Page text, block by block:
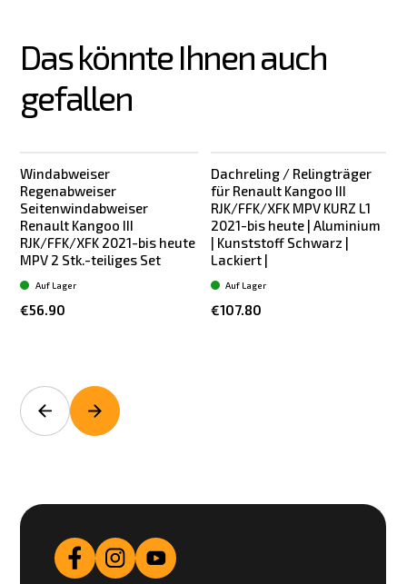
Das könnte Ihnen auch
gefallen
Windabweiser
Regenabweiser
Seitenwindabweiser
Renault Kangoo III
RJK/FFK/XFK 2021-bis heute
MPV 2 Stk.-teiliges Set
€56.90
Auf Lager
Dachreling / Relingträger
für Renault Kangoo III
RJK/FFK/XFK MPV KURZ L1
2021-bis heute | Aluminium
| Kunststoff Schwarz |
Lackiert |
€107.80
Auf Lager